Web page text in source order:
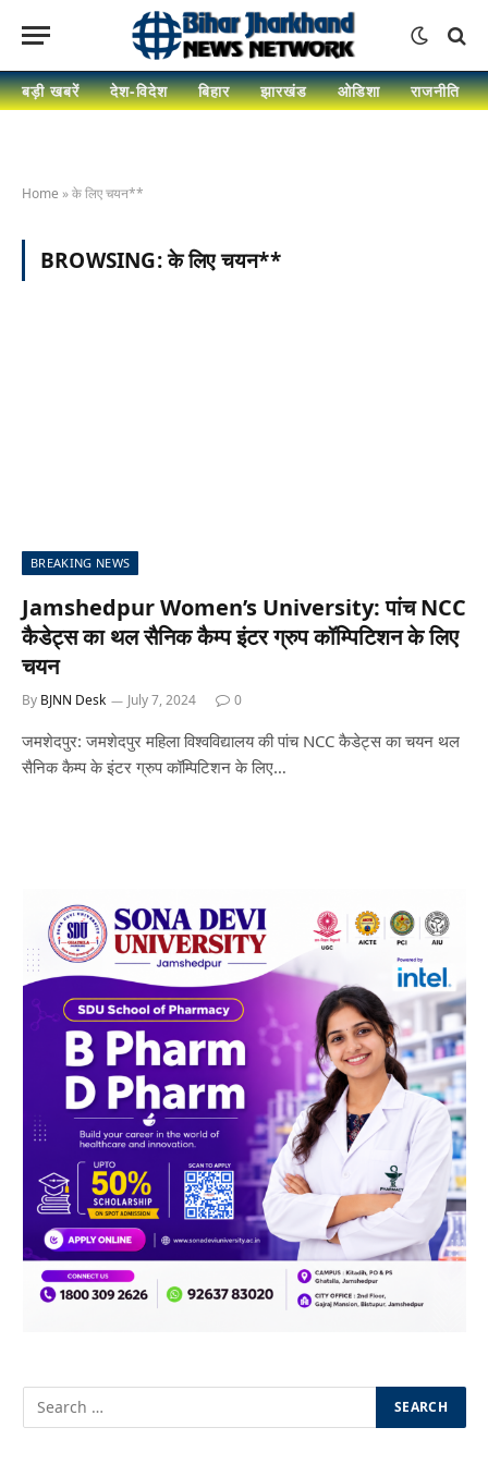
बड़ी खबरें देश-विदेश बिहार झारखंड ओडिशा राजनीति
Home »के लिए चयन**
BROWSING:के लिए चयन**
BREAKING NEWS
Jamshedpur Women’s University: पांच NCC
कैडेट्स का थल सैनिक कैम्प इंटर ग्रुप कॉम्पिटिशन के लिए
चयन
By BJNN Desk July 7, 2024 0
जमशेदपुर: जमशेदपुर महिला विश्वविद्यालय की पांच NCC कैडेट्स का चयन थल
सैनिक कैम्प के इंटर ग्रुप कॉम्पिटिशन के लिए…